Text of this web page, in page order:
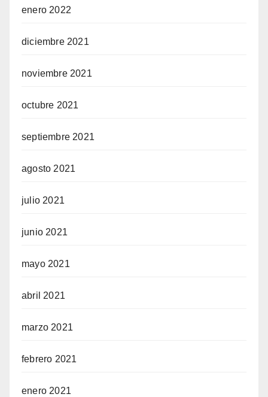
enero 2022
diciembre 2021
noviembre 2021
octubre 2021
septiembre 2021
agosto 2021
julio 2021
junio 2021
mayo 2021
abril 2021
marzo 2021
febrero 2021
enero 2021